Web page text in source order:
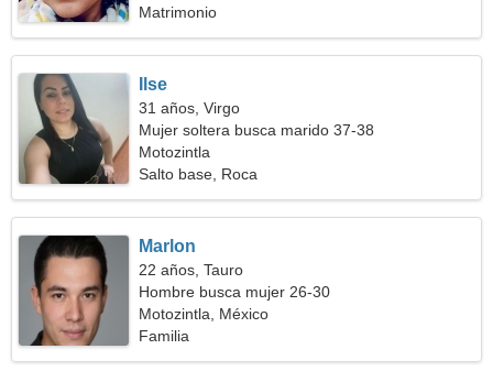
Matrimonio
Ilse
31 años, Virgo
Mujer soltera busca marido 37-38
Motozintla
Salto base, Roca
Marlon
22 años, Tauro
Hombre busca mujer 26-30
Motozintla, México
Familia